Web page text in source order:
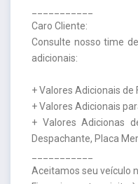
Caro Cliente:
Consulte nosso time
adicionais:
+ Valores Adicionais de
+ Valores Adicionais
+ Valores Adicionas
Despachante, Placa
Aceitamos seu veículo